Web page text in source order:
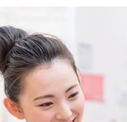
残業3時間以内
13時以降スタート
土日祝のお仕事
社会保険完備